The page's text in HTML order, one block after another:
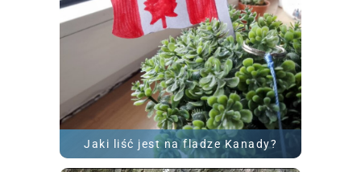
Jaki liść jest na fladze Kanady?